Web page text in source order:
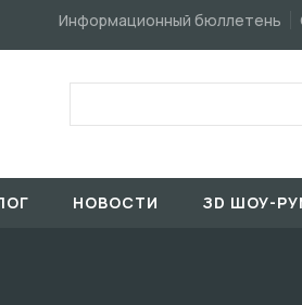
Информационный бюллетень
HОBOCTИ ЗD ШОУ-